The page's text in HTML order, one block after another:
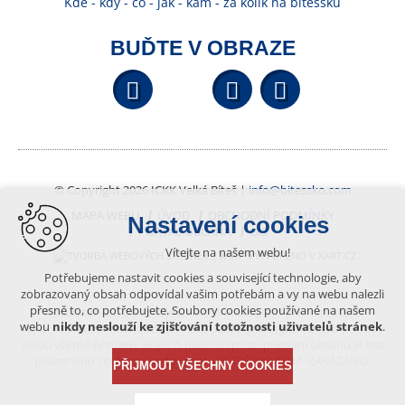
BUĎTE V OBRAZE
Facebook YouTube
© Copyright 2026 ICKK Velká Bíteš | info@bitessko.com
MAPA WEBU
ÚVOD
OBCHODNÍ PODMÍNKY
PORTÁL OBČANA
GIS
VYTVOŘENO V XART.CZ
Obsah tohoto portálu je chráněn autorským právem, které
vykonává vydavatel. Jakékoliv užití článků a fotografií z této podoby
písemného souhlasu vydavatele – BÍTEŠSKO.COM -ZAKÁZÁNO.
Nastavení cookies
Vítejte na našem webu!
Potřebujeme nastavit cookies a související technologie, aby
zobrazovaný obsah odpovídal vašim potřebám a vy na webu nalezli
přesně to, co potřebujete. Soubory cookies používané na našem
webu nikdy neslouží ke zjišťování totožnosti uživatelů stránek.
PŘIJMOUT VŠECHNY COOKIES